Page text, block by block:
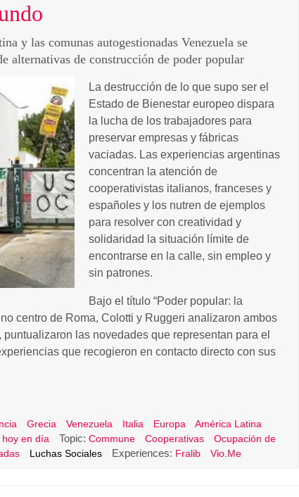
y las comunas autogestionadas Venezuela se
alternativas de construcción de poder popular
La destrucción de lo que supo ser el
Estado de Bienestar europeo dispara
la lucha de los trabajadores para
preservar empresas y fábricas
vaciadas. Las experiencias argentinas
concentran la atención de
cooperativistas italianos, franceses y
españoles y los nutren de ejemplos
para resolver con creatividad y
solidaridad la situación límite de
encontrarse en la calle, sin empleo y
sin patrones.
Bajo el título “Poder popular: la
centro de Roma, Colotti y Ruggeri analizaron ambos
las novedades que representan para el
que recogieron en contacto directo con sus
Grecia Venezuela Italia Europa América Latina
en día Topic: Commune Cooperativas
Ocupación de
Luchas Sociales Experiences: Fralib Vio.Me